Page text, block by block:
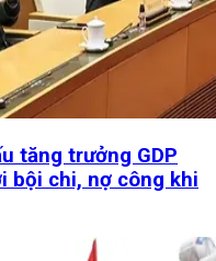
tăng trưởng GDP
bội chi, nợ công khi